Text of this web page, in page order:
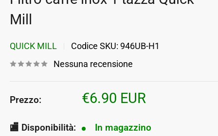
Mill
QUICK MILL Codice SKU: 946UB-H1
Nessuna recensione
Prezzo:
Prezzo
€6.90 EUR
🏬 Disponibilità: In magazzino